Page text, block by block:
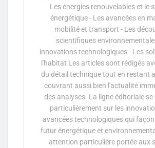
Les énergies renouvelables et le
énergétique - Les avancées en
mobilité et transport - Les
scientifiques
innovations technologiques - Les
l'habitat Les articles sont rédigés
du détail technique tout en restant
couvrant aussi bien l'actualité
des analyses. La ligne éditoriale
particulièrement sur les
avancées technologiques qui
futur énergétique et
attention particulière portée aux